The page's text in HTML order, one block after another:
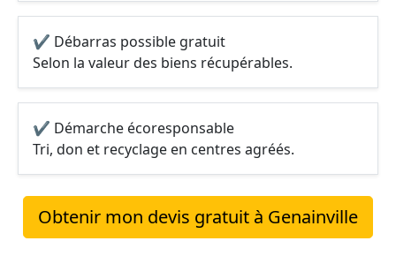
✔ Débarras possible gratuit
Selon la valeur des biens récupérables.
✔ Démarche écoresponsable
Tri, don et recyclage en centres agréés.
Obtenir mon devis gratuit à Genainville